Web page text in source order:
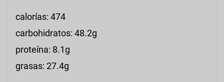
calorías: 474
carbohidratos: 48.2g
proteína: 8.1g
grasas: 27.4g